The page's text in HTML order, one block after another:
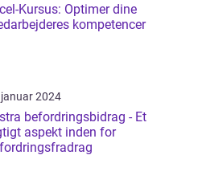
Kursus: Optimer dine
kompetencer
2024
befordringsbidrag - Et
aspekt inden for